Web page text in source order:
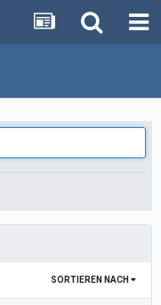
SORTIEREN NACH